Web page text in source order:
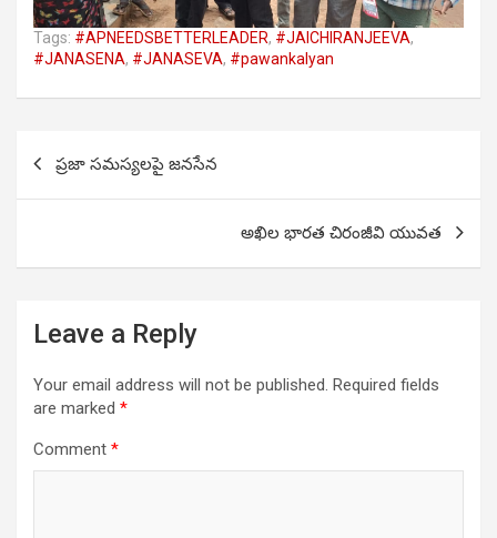
Tags: #APNEEDSBETTERLEADER, #JAICHIRANJEEVA,
#JANASENA, #JANASEVA, #pawankalyan
navigation
ప్రజా సమస్యలపై జనసేన
అఖిల భారత చిరంజీవి యువత
Leave a Reply
Your email address will not be published. Required fields
are marked *
Comment *